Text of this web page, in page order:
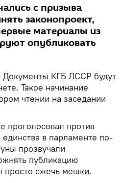
с призыва
законопроект,
материалы из
опубликовать
Документы КГБ ЛССР будут
Такое начинание
чтении на заседании
проголосовал против
в парламенте по-
прозвучали
публикацию
просто сжечь мешки,